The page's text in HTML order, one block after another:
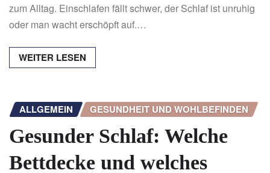
zum Alltag. Einschlafen fällt schwer, der Schlaf ist unruhig
oder man wacht erschöpft auf.…
WEITER LESEN
ALLGEMEIN GESUNDHEIT UND WOHLBEFINDEN
Gesunder Schlaf: Welche
Bettdecke und welches